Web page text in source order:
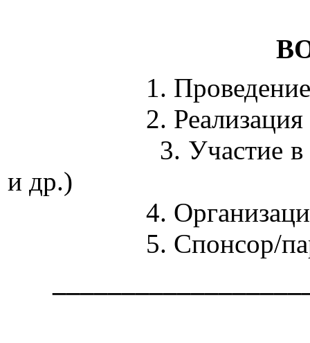
1. Проведение
2. Реализация
3. Участие в
и др.)
4. Организация
5. Спонсор/партнер